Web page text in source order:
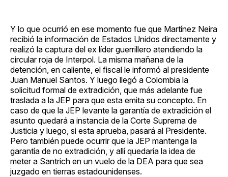
Y lo que ocurrió en ese momento fue que Martínez Neira
recibió la información de Estados Unidos directamente y
realizó la captura del ex líder guerrillero atendiendo la
circular roja de Interpol. La misma mañana de la
detención, en caliente, el fiscal le informó al presidente
Juan Manuel Santos. Y luego llegó a Colombia la
solicitud formal de extradición, que más adelante fue
traslada a la JEP para que esta emita su concepto. En
caso de que la JEP levante la garantía de extradición el
asunto quedará a instancia de la Corte Suprema de
Justicia y luego, si esta aprueba, pasará al Presidente.
Pero también puede ocurrir que la JEP mantenga la
garantía de no extradición, y allí quedaría la idea de
meter a Santrich en un vuelo de la DEA para que sea
juzgado en tierras estadounidenses.